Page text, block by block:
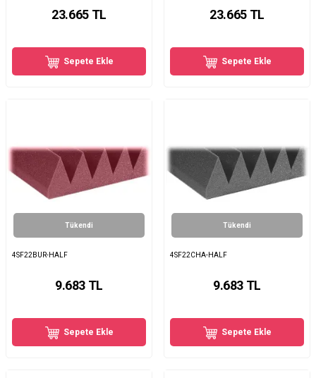
23.665TL
Sepete Ekle
23.665TL
Sepete Ekle
Tükendi
4SF22BUR-HALF
9.683 TL
Sepete Ekle
Tükendi
4SF22CHA-HALF
9.683 TL
Sepete Ekle